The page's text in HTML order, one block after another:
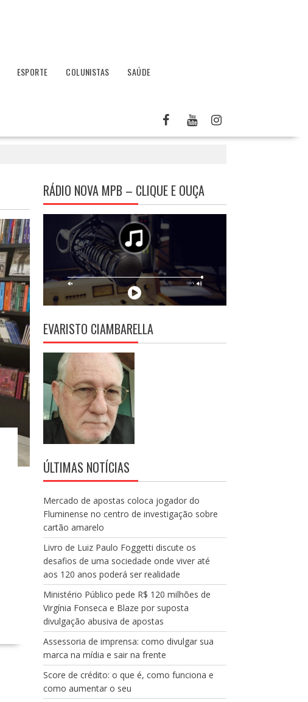
ESPORTE COLUNISTAS
SAÚDE
RÁDIO NOVA MPB – CLIQUE E OUÇA
EVARISTO CIAMBARELLA
ÚLTIMAS NOTÍCIAS
Mercado de apostas coloca jogador do
Fluminense no centro de investigação sobre
cartão amarelo
Livro de Luiz Paulo Foggetti discute os
desafios de uma sociedade onde viver até
aos 120 anos poderá ser realidade
Ministério Público pede R$ 120 milhões de
Virgínia Fonseca e Blaze por suposta
divulgação abusiva de apostas
Assessoria de imprensa: como divulgar sua
marca na mídia e sair na frente
Score de crédito: o que é, como funciona e
como aumentar o seu